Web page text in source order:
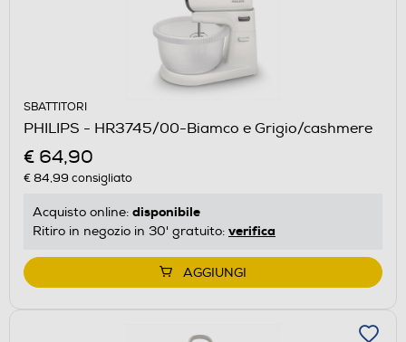
SBATTITORI
PHILIPS - HR3745/00-Biamco e Grigio/cashmere
€ 64,90
€ 84,99 consigliato
Acquisto online: disponibile
Ritiro in negozio in 30' gratuito: verifica
AGGIUNGI